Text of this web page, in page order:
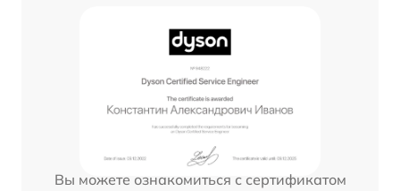
Вы можете ознакомиться с сертификатом